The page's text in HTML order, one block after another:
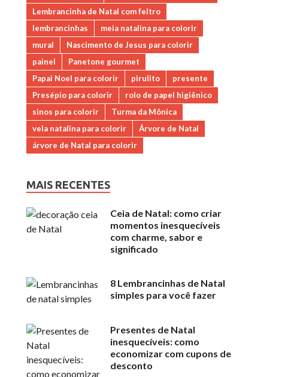
Lembrancinha de Natal com feltro
lembrancinhas
meia natalina para colorir
mural
Nascimento de Jesus para colorir
painel
Panetone gourmet
Papai Noel para colorir
pirulito
presente
Presépio para colorir
rolo de papel higiênico
sinos para colorir
Turma da Mônica
vela natalina para colorir
Árvore de Natal
árvore de Natal para colorir
MAIS RECENTES
Ceia de Natal: como criar
momentos inesquecíveis
com charme, sabor e
significado
8 Lembrancinhas de Natal
simples para você fazer
Presentes de Natal
inesquecíveis: como
economizar com cupons de
desconto